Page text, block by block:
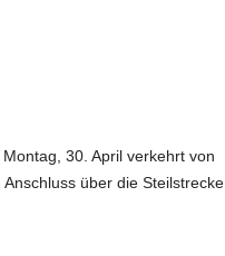
30. April verkehrt von
über die Steilstrecke